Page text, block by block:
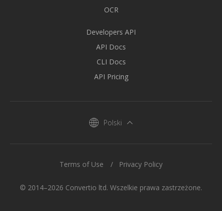
OCR
Developers API
API Docs
CLI Docs
API Pricing
Polski
© 2014–2026 Convertio ltd. Wszelkie prawa zastrzeżone.
Terms of Use Privacy Policy